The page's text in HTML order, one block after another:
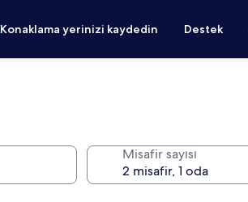
Konaklama yerinizi kaydedin Destek
Misafir sayısı